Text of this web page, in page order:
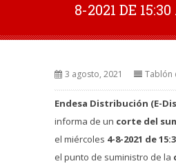
8-2021 DE
3 agosto, 2021 Tablón
Endesa Distribución (E-
informa de un corte del
el miércoles 4-8-2021 de
el punto de suministro de la